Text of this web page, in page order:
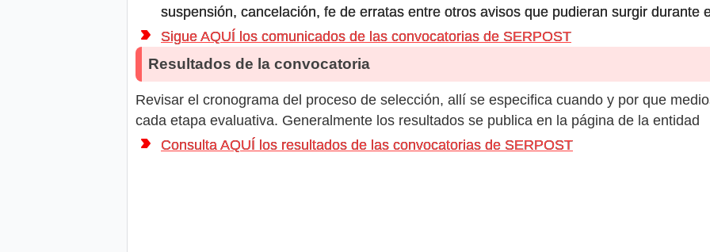
suspensión, cancelación, fe de erratas entre otros avisos que pudieran surgir durante
Sigue AQUÍ los comunicados de las convocatorias de SERPOST
Resultados de la convocatoria
Revisar el cronograma del proceso de selección, allí se especifica cuando y por que
cada etapa evaluativa. Generalmente los resultados se publica en la página de la entidad
Consulta AQUÍ los resultados de las convocatorias de SERPOST